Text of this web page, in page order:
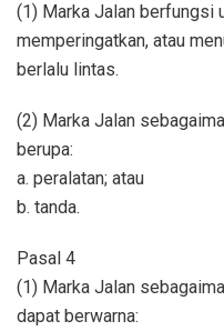
(1) Marka Jalan berfungsi
memperingatkan, atau
berlalu lintas.
(2) Marka Jalan
berupa:
a. peralatan; atau
b. tanda.
Pasal 4
(1) Marka Jalan
dapat berwarna: